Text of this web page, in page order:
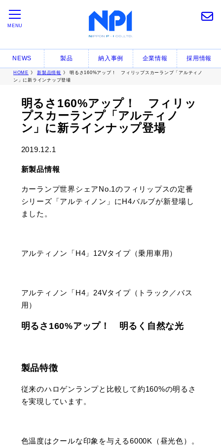
MENU
NEWS 製品 納入事例 企業情報 採用情報
HOME 》新製品情報 》 明るさ160%アップ！ フィリップスカーランプ「アルティノ
ン」に新ラインナップ登場
明るさ160%アップ！ フィリッ
プスカーランプ「アルティノ
ン」に新ラインナップ登場
2019.12.1
新製品情報
カーランプ世界シェアNo.1のフィリップスの定番
シリーズ「アルティノン」にH4バルブが新登場し
ました。
アルティノン「H4」12Vタイプ（乗用車用）
アルティノン「H4」24Vタイプ（トラック／バス
用）
明るさ160%アップ！ 明るく自然な光
製品特徴
従来のハロゲンランプと比較して約160%の明るさ
を実現しています。
色温度はクールな印象を与える6000K（昼光色）。